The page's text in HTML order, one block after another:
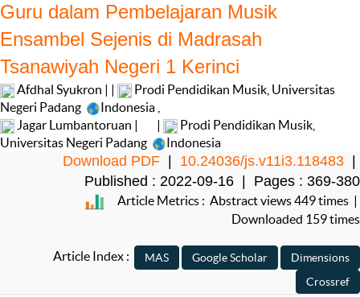
Guru dalam Pembelajaran Musik
Ensambel Sejenis di Madrasah
Tsanawiyah Negeri 1 Kerinci
Afdhal Syukron | |
Prodi Pendidikan Musik, Universitas
Negeri Padang
Indonesia
Jagar Lumbantoruan |
|
Prodi Pendidikan Musik,
Universitas Negeri Padang
Indonesia
Download PDF 10.24036/js.v11i3.118483
Published : 2022-09-16 | Pages : 369-380
Article Metrics : Abstract views 449 times |
Downloaded 159 times
Article Index :